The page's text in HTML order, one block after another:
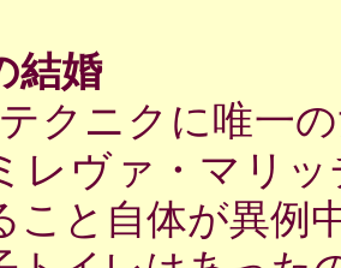
結婚
クニクに唯一
レヴァ・マリ
こと自体が異例